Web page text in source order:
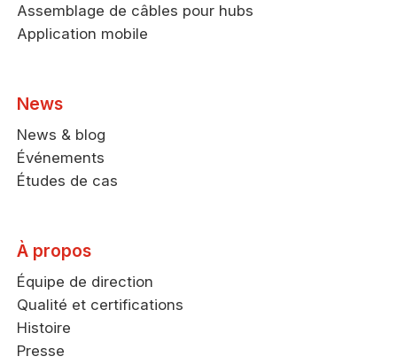
Assemblage de câbles pour hubs
Application mobile
News
News & blog
Événements
Études de cas
À propos
Équipe de direction
Qualité et certifications
Histoire
Presse